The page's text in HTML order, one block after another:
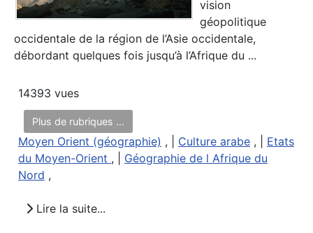
vision
géopolitique
occidentale de la région de l’Asie occidentale,
débordant quelques fois jusqu’à l’Afrique du ...
14393 vues
Plus de rubriques ...
Moyen Orient (géographie) , | Culture arabe , | Etats
du Moyen-Orient , | Géographie de l Afrique du
Nord ,
Lire la suite...